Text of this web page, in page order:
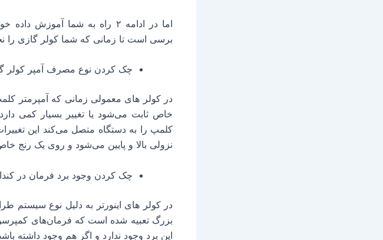
اما در ادامه ۲ راه به شما
برسی است تا زمانی که شما کولر گازی را
چک کردن نوع مصرف آمپر کولر
در کولر های معمولی زمانی که آمپرمتر
خاص ثابت می‌شود یا تغییر بسیار کمی
کلمپ را به دستگاه متصل می‌کند این
نزولی بالا و پایین می‌شود و روی یک رنج
چک کردن وجود برد فرمان در
در کولر های اینورتر به دلیل نوع سیستم
بزرگ تعبیه شده است که فرمان‌های
این برد وجود ندارد و اگر هم وجود داشته